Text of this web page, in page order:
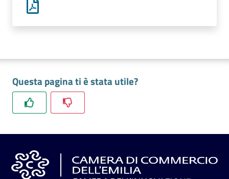
digitale
on line
Pagamenti
on line
Questa pagina ti è stata utile?